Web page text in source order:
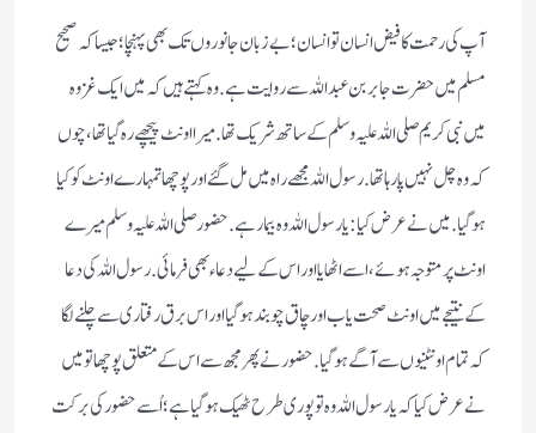
آپ کی رحمت کا فیض انسان تو انسان؛ بے زبان جانوروں تک بھی پہنچا؛ جیسا کہ صحیح
مسلم میں حضرت جابر بن عبداللہ سے روایت ہے. وہ کہتے ہیں کہ میں ایک غزوہ
میں نبی کریم صلی اللہ علیہ وسلم کے ساتھ شریک تھا. میرا اونٹ پیچھے رہ گیا تھا، چوں
کہ وہ چل نہیں پا رہا تھا. رسول اللہ مجھے راہ میں مل گئے اور پوچھا تمہارے اونٹ کو کیا
ہو گیا. میں نے عرض کیا :یارسول اللہ وہ بیمار ہے. حضور صلی اللہ علیہ وسلم میرے
اونٹ پر متوجہ ہوئے، اسے اٹھایا اور اس کے لیے دعاء بھی فرمائی. رسول اللہ کی دعا
کے نتیجے میں اونٹ صحت یاب اور چاق چوبند ہوگیا اور اس برق رفتاری سے چلنے لگا
کہ تمام اونٹنیوں سے آگے ہو گیا . حضور نے پھر مجھ سے اس کے متعلق پوچھا تو میں
نے عرض کیا کہ یا رسول اللہ وہ تو پوری طرح ٹھیک ہو گیا ہے؛ اُسے حضور کی برکت